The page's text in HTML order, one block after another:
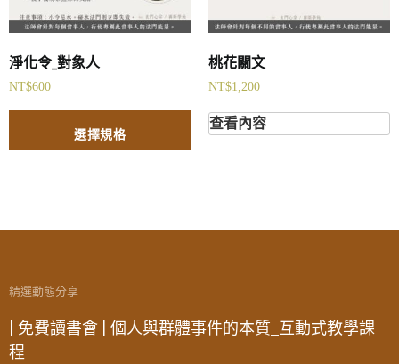
淨化令_對象人
NT$600
選擇規格
桃花關文
NT$1,200
查看內容
精選動態分享
| 免費讀書會 | 個人與群體事件的本質_互動式教學課
程